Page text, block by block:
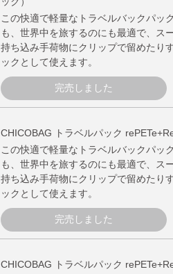
この快適で軽量なトラベルバックパッ
も、世界中を旅するのにも最適で、ス
持ち込み手荷物にクリップで留めたり
ックとして使えます。
完売しました
CHICOBAG トラベルパック
この快適で軽量なトラベルバックパッ
も、世界中を旅するのにも最適で、ス
持ち込み手荷物にクリップで留めたり
ックとして使えます。
完売しました
CHICOBAG トラベルパック